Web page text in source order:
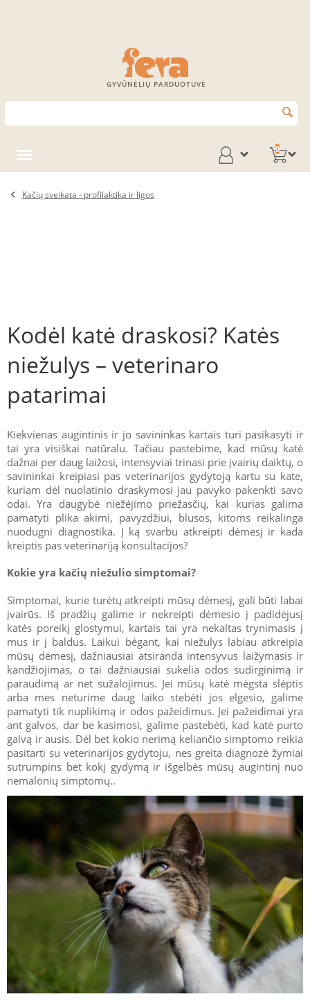
GYVŪNĖLIŲ PARDUOTUVĖ
0
Kačių sveikata - profilaktika ir ligos
Kodėl katė draskosi? Katės
niežulys – veterinaro
patarimai
Kiekvienas augintinis ir jo savininkas kartais turi pasikasyti ir
tai yra visiškai natūralu. Tačiau pastebime, kad mūsų katė
dažnai per daug laižosi, intensyviai trinasi prie įvairių daiktų, o
savininkai kreipiasi pas veterinarijos gydytoją kartu su kate,
kuriam dėl nuolatinio draskymosi jau pavyko pakenkti savo
odai. Yra daugybė niežėjimo priežasčių, kai kurias galima
pamatyti plika akimi, pavyzdžiui, blusos, kitoms reikalinga
nuodugni diagnostika. Į ką svarbu atkreipti dėmesį ir kada
kreiptis pas veterinariją konsultacijos?
Kokie yra kačių niežulio simptomai?
Simptomai, kurie turėtų atkreipti mūsų dėmesį, gali būti labai
įvairūs. Iš pradžių galime ir nekreipti dėmesio į padidėjusį
katės poreikį glostymui, kartais tai yra nekaltas trynimasis į
mus ir į baldus. Laikui bėgant, kai niežulys labiau atkreipia
mūsų dėmesį, dažniausiai atsiranda intensyvus laižymasis ir
kandžiojimas, o tai dažniausiai sukelia odos sudirginimą ir
paraudimą ar net sužalojimus. Jei mūsų katė mėgsta slėptis
arba mes neturime daug laiko stebėti jos elgesio, galime
pamatyti tik nuplikimą ir odos pažeidimus. Jei pažeidimai yra
ant galvos, dar be kasimosi, galime pastebėti, kad katė purto
galvą ir ausis. Dėl bet kokio nerimą keliančio simptomo reikia
pasitarti su veterinarijos gydytoju, nes greita diagnozė žymiai
sutrumpins bet kokį gydymą ir išgelbės mūsų augintinį nuo
nemalonių simptomų..